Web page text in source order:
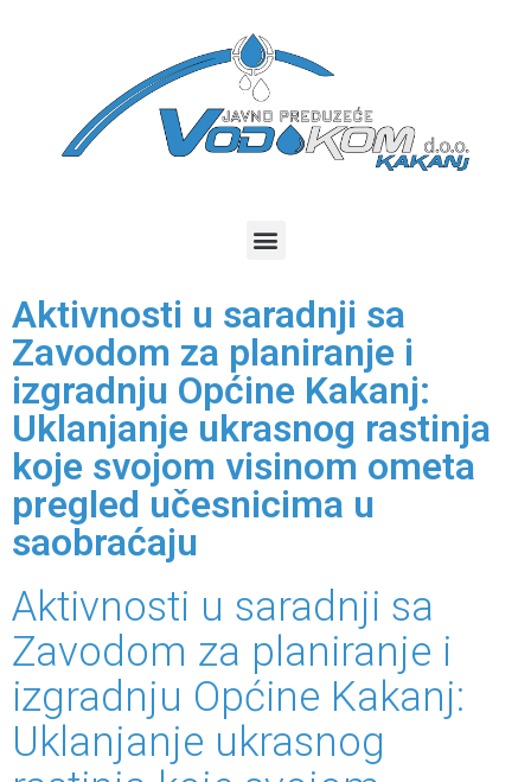
Aktivnosti u saradnji sa
Zavodom za planiranje i
izgradnju Općine Kakanj:
Uklanjanje ukrasnog rastinja
koje svojom visinom ometa
pregled učesnicima u
saobraćaju
Aktivnosti u saradnji sa
Zavodom za planiranje i
izgradnju Općine Kakanj:
Uklanjanje ukrasnog